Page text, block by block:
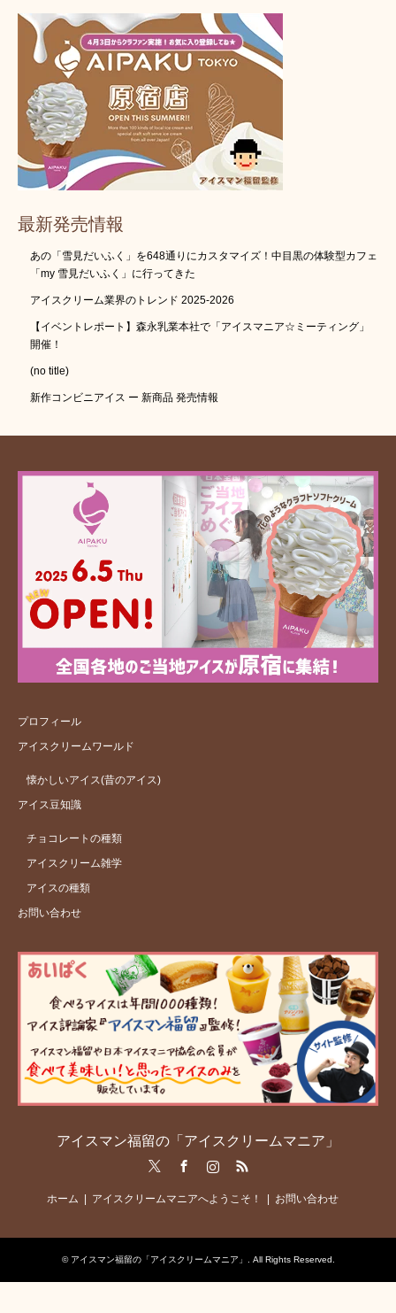
最新発売情報
あの「雪見だいふく」を648通りにカスタマイズ！中目黒の体験型カフェ
「my 雪見だいふく」に行ってきた
アイスクリーム業界のトレンド 2025-2026
【イベントレポート】森永乳業本社で「アイスマニア☆ミーティング」
開催！
(no title)
新作コンビニアイス ー 新商品 発売情報
プロフィール
アイスクリームワールド
懐かしいアイス(昔のアイス)
アイス豆知識
チョコレートの種類
アイスクリーム雑学
アイスの種類
お問い合わせ
アイスマン福留の「アイスクリームマニア」
RSS
ホーム アイスクリームマニアへようこそ！ お問い合わせ
© アイスマン福留の「アイスクリームマニア」 . All Rights Reserved.